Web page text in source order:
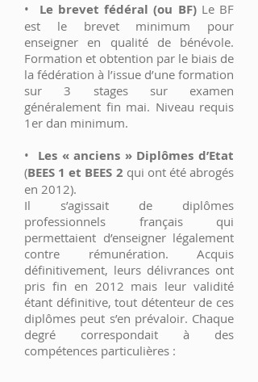
• Le brevet fédéral (ou BF)Le BF
est le brevet minimum pour
enseigner en qualité de bénévole.
Formation et obtention par le biais de
la fédération à l’issue d’une formation
sur 3 stages sur examen
généralement fin mai. Niveau requis
1er dan minimum.
• Les « anciens » Diplômes d’Etat
(BEES 1 et BEES 2 qui ont été abrogés
en 2012).
Il s’agissait de diplômes
professionnels français qui
permettaient d’enseigner légalement
contre rémunération. Acquis
définitivement, leurs délivrances ont
pris fin en 2012 mais leur validité
étant définitive, tout détenteur de ces
diplômes peut s’en prévaloir. Chaque
degré correspondait à des
compétences particulières :